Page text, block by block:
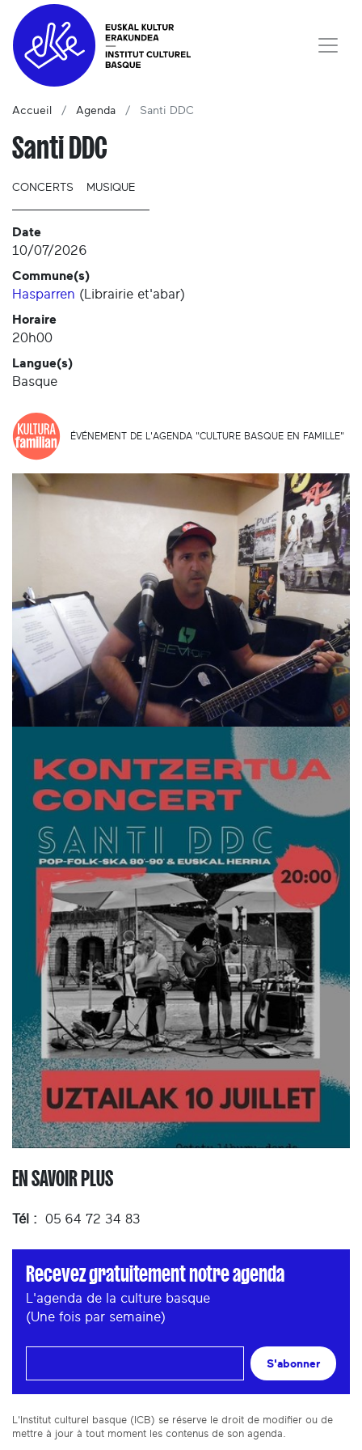
Accueil Agenda Santi DDC
Santi DDC
CONCERTS MUSIQUE
Date
10/07/2026
Commune(s)
Hasparren ( Librairie et'abar)
Horaire
20h00
Langue(s)
Basque
ÉVÉNEMENT DE L'AGENDA "CULTURE BASQUE EN FAMILLE"
EN SAVOIR PLUS
Tél : 05 64 72 34 83
Recevez gratuitement notre agenda
L'agenda de la culture basque
(Une fois par semaine)
S'abonner
L'Institut culturel basque (ICB) se réserve le droit de modifier ou de
mettre à jour à tout moment les contenus de son agenda.